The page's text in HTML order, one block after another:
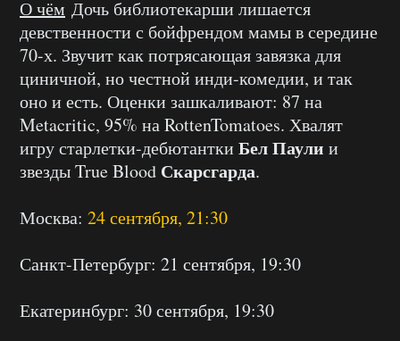
О чём Дочь библиотекарши лишается
девственности с бойфрендом мамы в середине
70-х. Звучит как потрясающая завязка для
циничной, но честной инди-комедии, и так
оно и есть. Оценки зашкаливают: 87 на
Metacritic, 95% на RottenTomatoes. Хвалят
игру старлетки-дебютантки Бел Паули и
звезды True Blood Скарсгарда.
Москва: 24 сентября, 21:30
Санкт-Петербург: 21 сентября, 19:30
Екатеринбург: 30 сентября, 19:30